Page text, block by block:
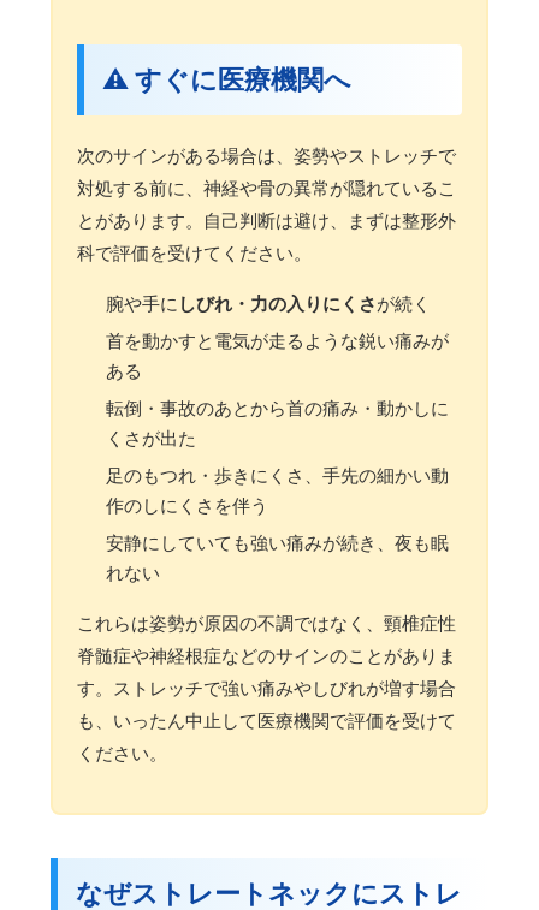
⚠️ すぐに医療機関へ
次のサインがある場合は、姿勢やストレッチで
対処する前に、神経や骨の異常が隠れているこ
とがあります。自己判断は避け、まずは整形外
科で評価を受けてください。
腕や手に しびれ・力の入りにくさが続く
首を動かすと電気が走るような鋭い痛みが
ある
転倒・事故のあとから首の痛み・動かしに
くさが出た
足のもつれ・歩きにくさ、手先の細かい動
作のしにくさを伴う
安静にしていても強い痛みが続き、夜も眠
れない
これらは姿勢が原因の不調ではなく、頸椎症性
脊髄症や神経根症などのサインのことがありま
す。ストレッチで強い痛みやしびれが増す場合
も、いったん中止して医療機関で評価を受けて
ください。
なぜストレートネックにストレ